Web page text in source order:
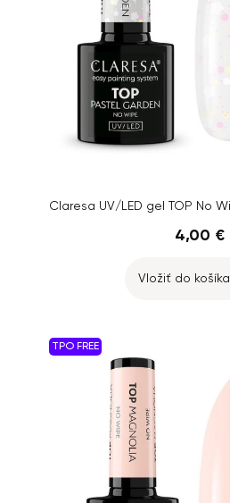
4,00 €
Vložiť do košíka
TPO FREE